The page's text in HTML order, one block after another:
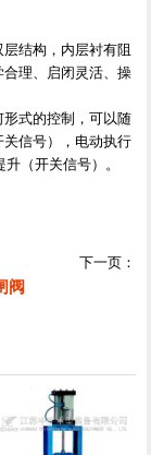
结构，内层衬有阻
理、启闭灵活、操
式的控制，可以随
信号），电动执行
（开关信号）。
下一页：
阀